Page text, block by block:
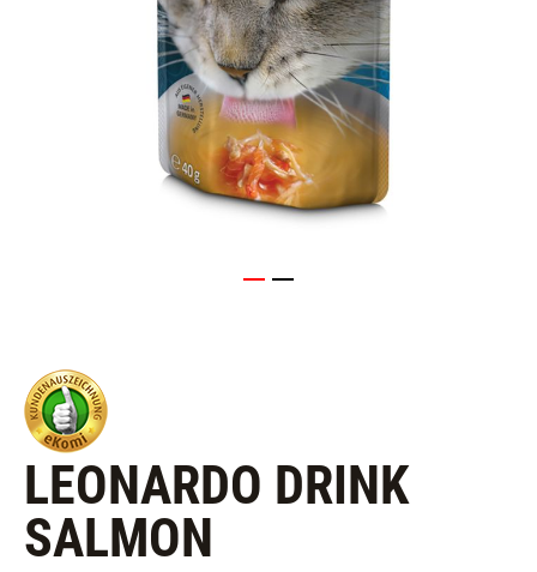
LEONARDO DRINK
SALMON